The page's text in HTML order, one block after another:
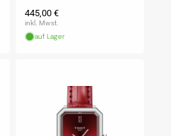
Normaler
Preis
445,00 €
inkl. Mwst.
auf Lager